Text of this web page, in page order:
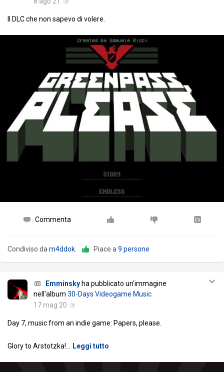
Il DLC che non sapevo di volere.
Commenta
Condiviso da m4ddok Piace a 9 persone
Emminsky ha pubblicato un'immagine
nell'album 30-Days Videogame Music
17 mag 20
Day 7, music from an indie game: Papers, please.
Glory to Arstotzka! Leggi tutto